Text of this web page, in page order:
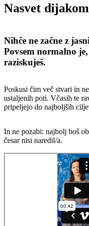
Nasvet
Nihče ne začne z
Povsem normalno
raziskuješ.
Poskusi čim več stvari in
ustaljenih poti. Včasih te
pripeljejo do najboljših
In ne pozabi: najbolj boš
česar nisi naredil/a.